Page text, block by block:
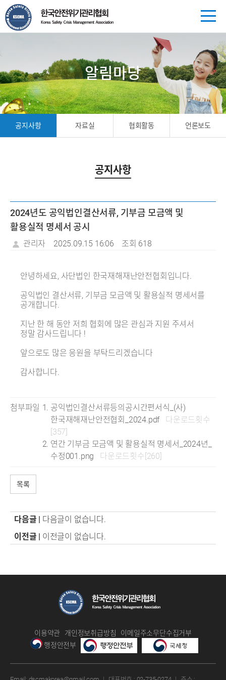
공지사항 자료실 협회활동 언론보도
알림마당
공지사항
2024년도 공익법인결산서류, 기부금 모금액 및
활용실적 명세서 공시
관리자 2025.09.15 16:06 조회 618
안녕하세요, 사단법인 한국재해재난안전협회입니다.
공익법인 결산서류, 기부금 모금액 및 활용실적 명세서를
공개합니다.
지난 한 해 동안 저희 협회에 많은 관심과 지원 주셔서
정말 감사드립니다 !
앞으로도 많은 응원을 부탁드리겠습니다
감사합니다.
첨부파일
공익법인결산서류등의공시간편서식_(사)
한국재해재난안전협회_2024.pdf
다운로드횟수
[357]
연간 기부금 모금액 및 활용실적 명세서_2024년_
수정001.png
다운로드횟수[260]
목록
다음글 | 다음글이 없습니다.
이전글 | 이전글이 없습니다.
이용약관 개인정보취급방침
이메일주소무단수집거부
행정안전부